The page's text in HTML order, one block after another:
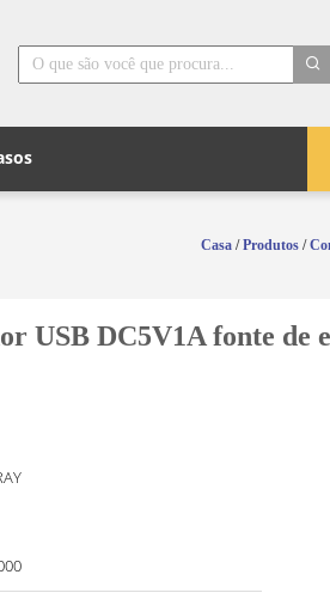
Casa /Produtos /
USB DC5V1A fonte de